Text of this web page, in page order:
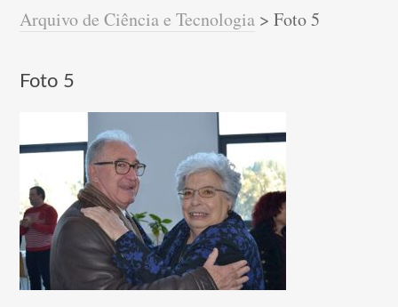
Arquivo de Ciência e Tecnologia >Foto 5
Foto 5